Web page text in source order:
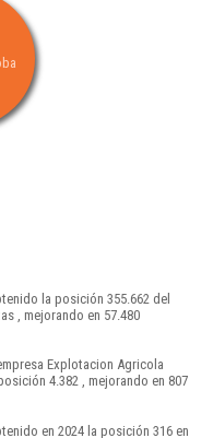
la posición 355.662 del
, mejorando en 57.480
Explotacion Agricola
4.382 , mejorando en 807
en 2024 la posición 316 en